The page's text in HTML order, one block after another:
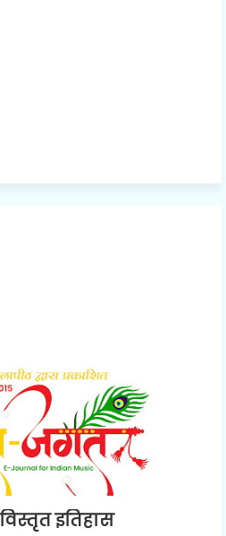
इतिहास